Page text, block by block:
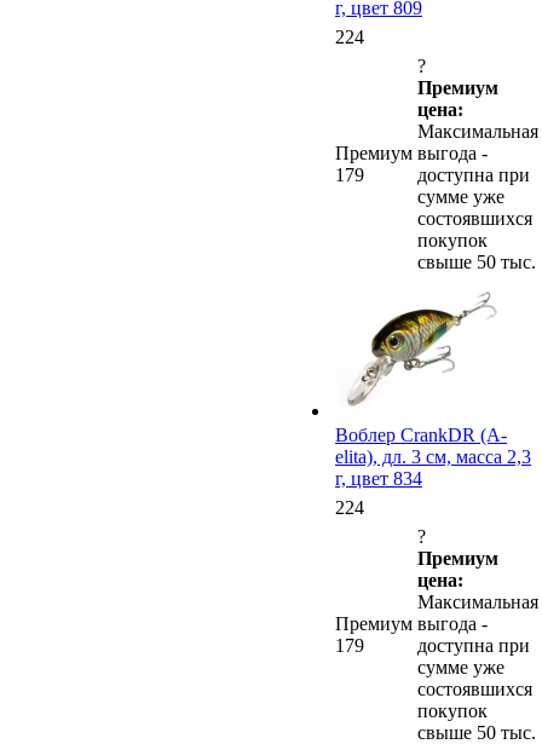
г, цвет 809
224
Премиум
179
?
Премиум
цена:
Максимальная
выгода -
доступна при
сумме уже
состоявшихся
покупок
свыше 50 тыс.
Воблер CrankDR (A-
elita), дл. 3 см, масса 2,3
г, цвет 834
224
Премиум
179
?
Премиум
цена:
Максимальная
выгода -
доступна при
сумме уже
состоявшихся
покупок
свыше 50 тыс.